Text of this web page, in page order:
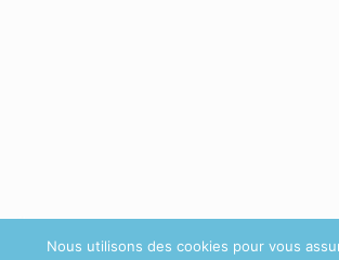
Nous utilisons des cookies pour vous